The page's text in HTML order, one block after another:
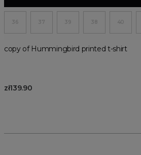
36 37 39 38 40
copy of Hummingbird printed t-shirt
zł139.90